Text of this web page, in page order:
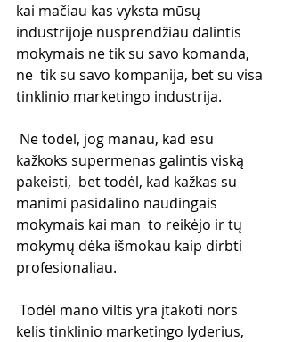
kai mačiau kas vyksta mūsų
industrijoje nusprendžiau dalintis
mokymais ne tik su savo komanda,
ne  tik su savo kompanija, bet su visa
tinklinio marketingo industrija.
kažkoks supermenas galintis viską
pakeisti,  bet todėl, kad kažkas su
manimi pasidalino naudingais
mokymais kai man  to reikėjo ir tų
mokymų dėka išmokau kaip dirbti
profesionaliau.
kelis tinklinio marketingo lyderius,